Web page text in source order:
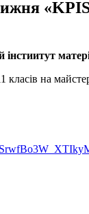
класів на